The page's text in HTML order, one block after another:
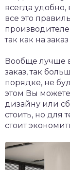
всегда
все это
так как на
Вообще лучше
заказ, так
порядке, не
этом Вы
дизайну или
стоить, но для
стоит